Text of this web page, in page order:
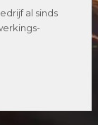
al sinds